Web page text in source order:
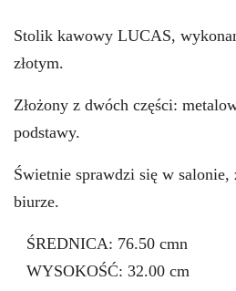
Stolik kawowy LUCAS,
złotym.
Złożony z dwóch części:
podstawy.
Świetnie sprawdzi się w
biurze.
ŚREDNICA: 76.50 cmn
WYSOKOŚĆ: 32.00 cm